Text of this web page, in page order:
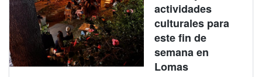
actividades
culturales para
este fin de
semana en
Lomas